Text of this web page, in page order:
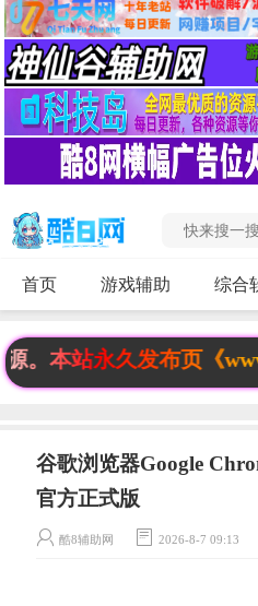
首页 游戏辅助 综合
本站永久发布页《
谷歌浏览器Google
官方正式版
酷8辅助网 2026-8-7 09:13